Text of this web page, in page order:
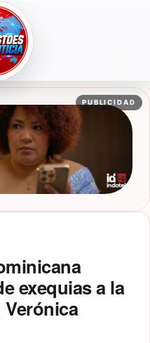
PUBLICIDAD
exequias a la
Verónica